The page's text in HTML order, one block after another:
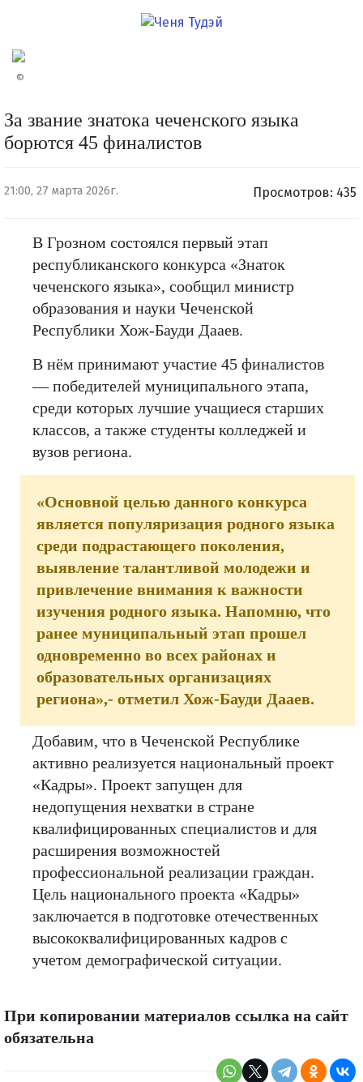
©
За звание знатока чеченского языка
борются 45 финалистов
21:00, 27 марта 2026г. Просмотров: 435
В Грозном состоялся первый этап
республиканского конкурса «Знаток
чеченского языка», сообщил министр
образования и науки Чеченской
Республики Хож-Бауди Дааев.
В нём принимают участие 45 финалистов
— победителей муниципального этапа,
среди которых лучшие учащиеся старших
классов, а также студенты колледжей и
вузов региона.
«Основной целью данного конкурса
является популяризация родного языка
среди подрастающего поколения,
выявление талантливой молодежи и
привлечение внимания к важности
изучения родного языка. Напомню, что
ранее муниципальный этап прошел
одновременно во всех районах и
образовательных организациях
региона»,- отметил Хож-Бауди Дааев.
Добавим, что в Чеченской Республике
активно реализуется национальный проект
«Кадры». Проект запущен для
недопущения нехватки в стране
квалифицированных специалистов и для
расширения возможностей
профессиональной реализации граждан.
Цель национального проекта «Кадры»
заключается в подготовке отечественных
высококвалифицированных кадров с
учетом демографической ситуации.
При копировании материалов ссылка на сайт
обязательна